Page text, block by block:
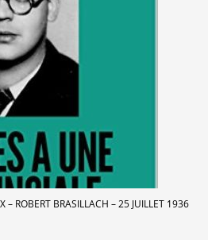
– ROBERT BRASILLACH – 25 JUILLET 1936